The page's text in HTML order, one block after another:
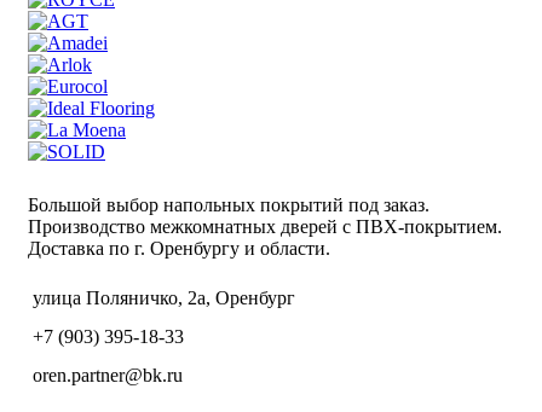
Большой выбор напольных покрытий под заказ.
Производство межкомнатных дверей с ПВХ-покрытием.
Доставка по г. Оренбургу и области.
улица Поляничко, 2а, Оренбург
+7 (903) 395-18-33
oren.partner@bk.ru